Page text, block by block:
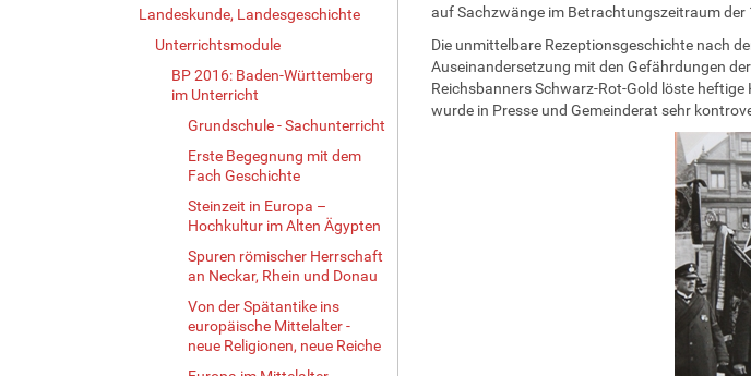
Landeskunde, Landesgeschichte
Unterrichtsmodule
BP 2016: Baden-Württemberg
im Unterricht
Grundschule - Sachunterricht
Erste Begegnung mit dem
Fach Geschichte
Steinzeit in Europa –
Hochkultur im Alten Ägypten
Spuren römischer Herrschaft
an Neckar, Rhein und Donau
Von der Spätantike ins
europäische Mittelalter -
neue Religionen, neue Reiche
auf Sachzwänge im Betrachtungszeitraum der
Die unmittelbare Rezeptionsgeschichte nach
Auseinandersetzung mit den Gefährdungen
Reichsbanners Schwarz-Rot-Gold löste
wurde in Presse und Gemeinderat sehr